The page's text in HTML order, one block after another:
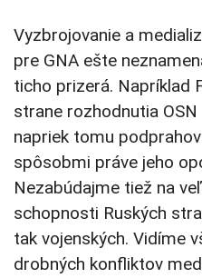
Vyzbrojovanie a
pre GNA ešte
ticho prizerá. Napríklad
strane rozhodnutia
napriek tomu
spôsobmi práve jeho
Nezabúdajme tiež na
schopnosti Ruských
tak vojenských. Vidíme
drobných konfliktov